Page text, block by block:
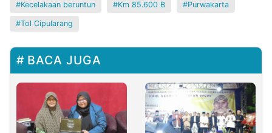
Kecelakaan beruntun Km 85.600 B Purwakarta
Tol Cipularang
BACA JUGA